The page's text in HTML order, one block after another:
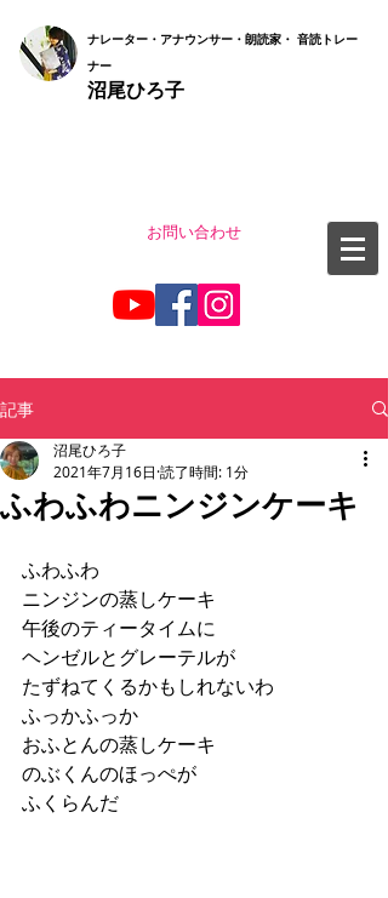
ナレーター・アナウンサー・朗読家・ 音読トレー
ナー
沼尾ひろ子
お問い合わせ
記事
ふわふわニンジンケーキ
沼尾ひろ子
2021年7月16日 読了時間: 1分
ふわふわ
ニンジンの蒸しケーキ
午後のティータイムに
ヘンゼルとグレーテルが
たずねてくるかもしれないわ
ふっかふっか
おふとんの蒸しケーキ
のぶくんのほっぺが
ふくらんだ